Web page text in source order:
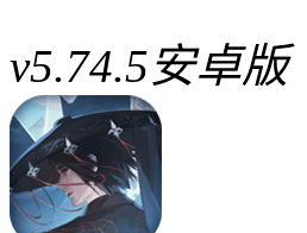
v5.74.5安卓版